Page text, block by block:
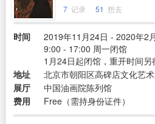
7 记录 51 想去
时间
2019年11月24日 - 2020年2
9:00 - 17:00 周一闭馆
1月24日起闭馆，重开时间另
地址
北京市朝阳区高碑店文化艺
展厅
中国油画院陈列馆
费用
Free（需持身份证件）